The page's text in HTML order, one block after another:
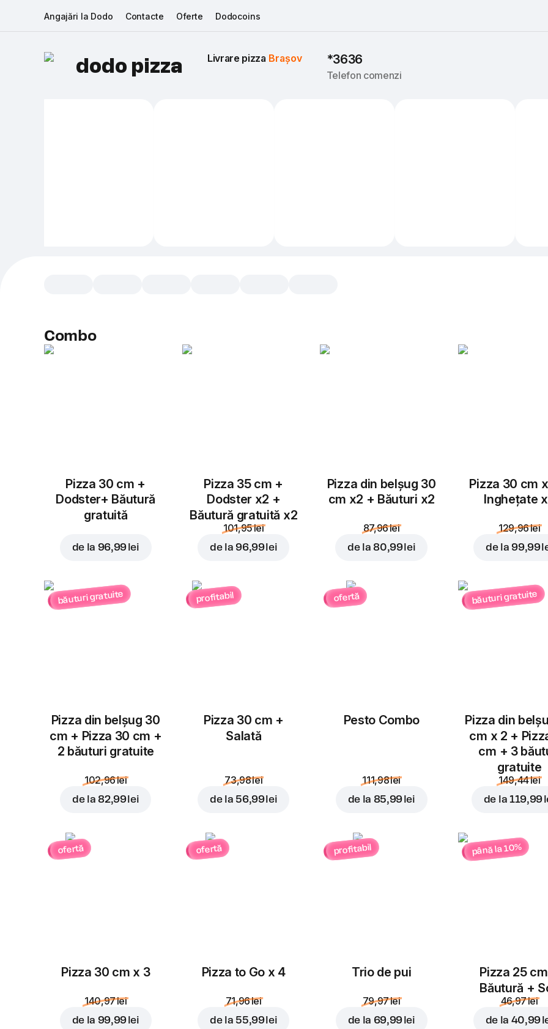
Angajări la Dodo Contacte Oferte Dodocoins
dodo pizza Livrare pizza Brașov *3636
Telefon comenzi
Combo
Pizza 30 cm +
Dodster+ Băutură
gratuită
de la 96,99 lei
Pizza 35 cm +
Dodster x2 +
Băutură gratuită x2
101,95 lei
de la 96,99 lei
Pizza din belșug 30
cm x2 + Băuturi x2
87,96 lei
de la 80,99 lei
Pizza 30 cm
Inghețate
129,96 lei
de la 99,99
băuturi gratuite
Pizza din belșug 30
cm + Pizza 30 cm +
2 băuturi gratuite
102,96 lei
de la 82,99 lei
profitabil
Pizza 30 cm +
Salată
73,98 lei
de la 56,99 lei
ofertă
Pesto Combo
111,98 lei
de la 85,99 lei
băuturi gratuite
Pizza din
cm x 2 +
cm + 3
gratuite
149,44 lei
de la 119,99
ofertă
Pizza 30 cm x 3
140,97 lei
de la 99,99 lei
ofertă
Pizza to Go x 4
71,96 lei
de la 55,99 lei
profitabil
Trio de pui
79,97 lei
de la 69,99 lei
până la 10%
Pizza 25
Băutură +
46,97 lei
de la 40,99